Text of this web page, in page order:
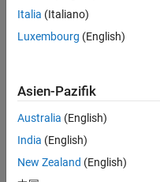
alle
Stellenangebote
anzeigen .
noch
keine
offenen
Stellen
Italia (Italiano)
Luxembourg (English)
Asien-Pazifik
Australia (English)
India (English)
New Zealand (English)